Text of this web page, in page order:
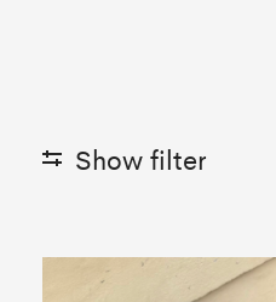
Show filter